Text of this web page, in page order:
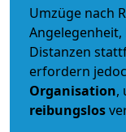
Umzüge nach
Distanzen
erfordern
Organisation,
reibungslos